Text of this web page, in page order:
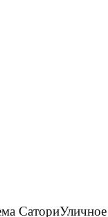
Сатори